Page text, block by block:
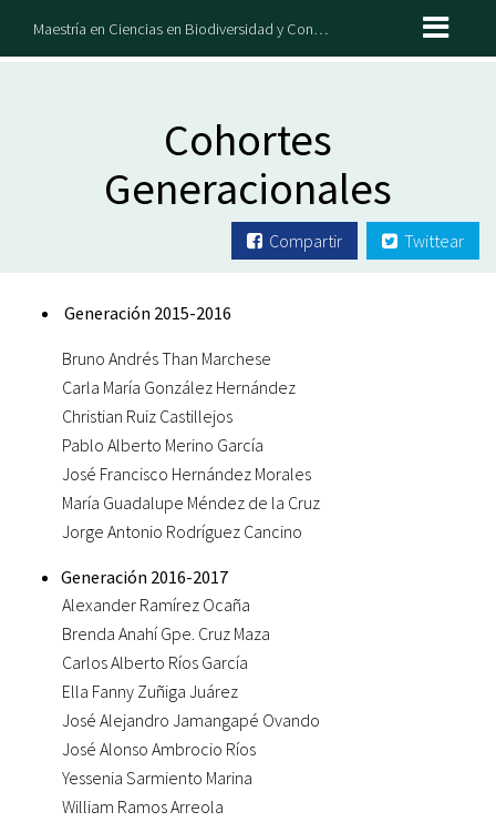
Maestría en Ciencias en Biodiversidad y Conservación de Ecosistemas Tropicales
Cohortes
Generacionales
Compartir Twittear
Generación 2015-2016
Bruno Andrés Than Marchese
Carla María González Hernández
Christian Ruiz Castillejos
Pablo Alberto Merino García
José Francisco Hernández Morales
María Guadalupe Méndez de la Cruz
Jorge Antonio Rodríguez Cancino
Generación 2016-2017
Alexander Ramírez Ocaña
Brenda Anahí Gpe. Cruz Maza
Carlos Alberto Ríos García
Ella Fanny Zuñiga Juárez
José Alejandro Jamangapé Ovando
José Alonso Ambrocio Ríos
Yessenia Sarmiento Marina
William Ramos Arreola